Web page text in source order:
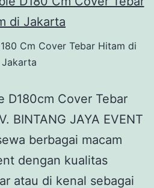
Cm Cover Tebar Hitam di
Jakarta
D180cm Cover Tebar
BINTANG JAYA EVENT
berbagai macam
dengan kualitas
atau di kenal sebagai